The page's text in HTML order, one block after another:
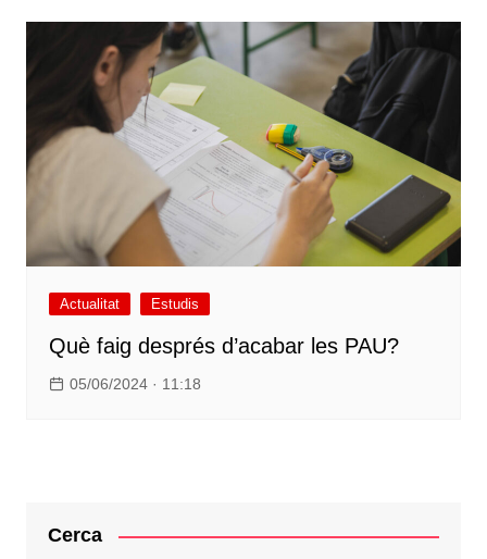
Actualitat Estudis
Què faig després d’acabar les PAU?
05/06/2024 · 11:18
Cerca